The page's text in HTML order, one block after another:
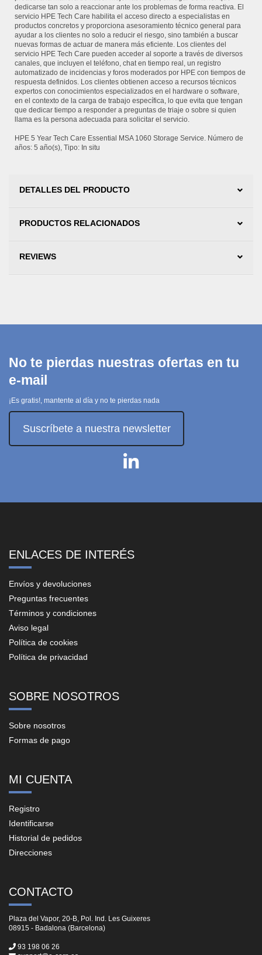
dedicarse tan solo a reaccionar ante los problemas de forma reactiva. El
servicio HPE Tech Care habilita el acceso directo a especialistas en
productos concretos y proporciona asesoramiento técnico general para
ayudar a los clientes no solo a reducir el riesgo, sino también a buscar
nuevas formas de actuar de manera más eficiente. Los clientes del
servicio HPE Tech Care pueden acceder al soporte a través de diversos
canales, que incluyen el teléfono, chat en tiempo real, un registro
automatizado de incidencias y foros moderados por HPE con tiempos de
respuesta definidos. Los clientes obtienen acceso a recursos técnicos
expertos con conocimientos especializados en el hardware o software,
en el contexto de la carga de trabajo específica, lo que evita que tengan
que dedicar tiempo a responder a preguntas de triaje o sobre si quien
llama es la persona adecuada para solicitar el servicio.
HPE 5 Year Tech Care Essential MSA 1060 Storage Service. Número de
años: 5 año(s), Tipo: In situ
DETALLES DEL PRODUCTO
PRODUCTOS RELACIONADOS
REVIEWS
No te pierdas nuestras ofertas en tu
e-mail
¡Es gratis!, mantente al día y no te pierdas nada
Suscríbete a nuestra newsletter
ENLACES DE INTERÉS
Envíos y devoluciones
Preguntas frecuentes
Términos y condiciones
Aviso legal
Política de cookies
Política de privacidad
SOBRE NOSOTROS
Sobre nosotros
Formas de pago
MI CUENTA
Registro
Identificarse
Historial de pedidos
Direcciones
CONTACTO
Plaza del Vapor, 20-B, Pol. Ind. Les Guixeres
08915 - Badalona (Barcelona)
93 198 06 26